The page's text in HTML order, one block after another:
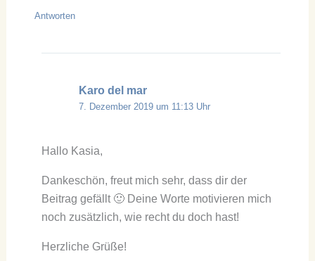
Antworten
Karo del mar
7. Dezember 2019 um 11:13 Uhr
Hallo Kasia,
Dankeschön, freut mich sehr, dass dir der
Beitrag gefällt 🙂 Deine Worte motivieren mich
noch zusätzlich, wie recht du doch hast!
Herzliche Grüße!